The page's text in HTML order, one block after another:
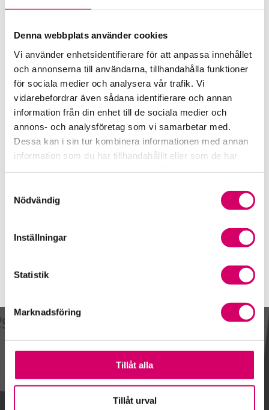
Denna webbplats använder cookies
Vi använder enhetsidentifierare för att anpassa innehållet
och annonserna till användarna, tillhandahålla funktioner
för sociala medier och analysera vår trafik. Vi
vidarebefordrar även sådana identifierare och annan
information från din enhet till de sociala medier och
annons- och analysföretag som vi samarbetar med.
Dessa kan i sin tur kombinera informationen med annan
information som du har tillhandahållit eller som de har
Nödvändig
Inställningar
Statistik
Marknadsföring
Tillåt alla
Tillåt urval
Ingela Ekervall
Auktoriserad Redovisningskonsult
Certifierad Affärsrådgivare
Ekervalls Redovisning AB
Eskilstuna
Telefon
0708-74 21 93
Mobiltelefon
Skicka e-post
Kalendarium